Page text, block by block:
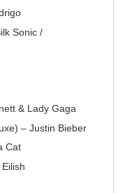
Sonic /
& Lady Gaga
– Justin Bieber
Cat